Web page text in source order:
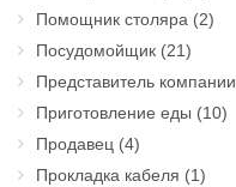
Помощник столяра (2)
Посудомойщик (21)
Представитель компании
Приготовление еды (10)
Продавец (4)
Прокладка кабеля (1)